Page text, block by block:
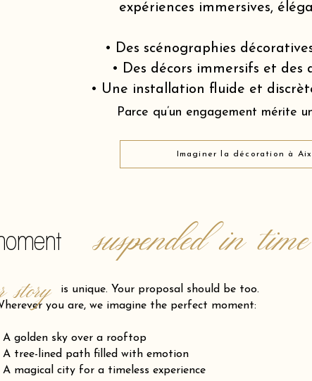
expériences immersives,
• Des scénographies
• Des décors immersifs et des
• Une installation fluide et
Parce qu’un engagement mérite
Imaginer la décoration à
suspended in time
unique. Your proposal should be too.
you are, we imagine the perfect moment:
A golden sky over a rooftop
A tree-lined path filled with emotion
A magical city for a timeless experience
story